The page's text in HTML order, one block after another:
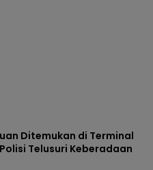
Ditemukan di Terminal
Telusuri Keberadaan